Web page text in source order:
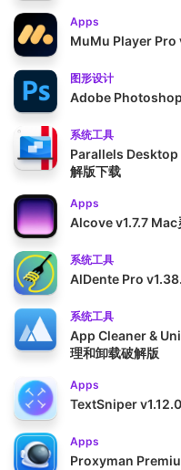
Apps
MuMu Player Pro
图形设计
Adobe
系统工具
Parallels
解版下载
Apps
Alcove v1.7.7 Mac
系统工具
AlDente Pro
系统工具
App Cleaner &
理和卸载破解版
Apps
TextSniper
Apps
Proxyman